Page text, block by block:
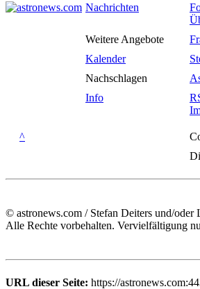
Nachrichten
Weitere Angebote
Kalender
Nachschlagen
Info
^
© astronews.com / Stefan Deiters und/oder
Alle Rechte vorbehalten. Vervielfältigung
URL dieser Seite: https://